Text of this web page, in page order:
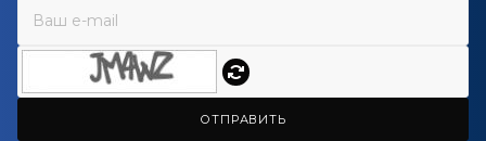
ОТПРАВИТЬ